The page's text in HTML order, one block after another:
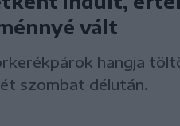
vált
hangja
szombat délután.